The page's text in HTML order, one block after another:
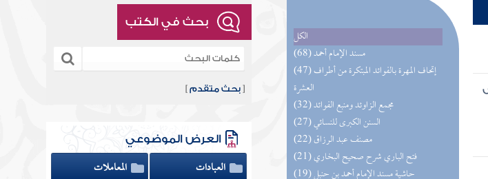
الكل
(68) مسند الإمام أحمد
(47) إتحاف المهرة بالفوائد المبتكرة من أطراف
العشرة
(32) مجمع الزاوئد ومنبع الفوائد
(27) السنن الكبرى للنسائي
(22) مصنف عبد الرزاق
(21) فتح الباري شرح صحيح البخاري
(19) حاشية مسند الإمام أحمد بن حنبل
بحث في الكتب
[بحث متقدم ]
العرض الموضوعي
العبادات
المعاملات